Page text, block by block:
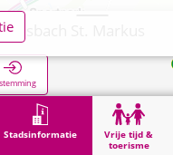
Stadsinformatie
Vrije tijd &
toerisme
St. Markus
Stolberg, Mausbach St. Markus